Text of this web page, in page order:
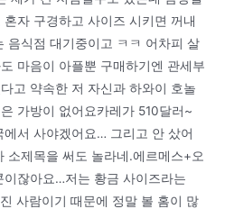
자 구경하고 사이즈 시키면 꺼내
음식점 대기중이고 ㅋㅋ 어차피 살
마음이 아플뿐 구매하기엔 관세부
고 약속한 저 자신과 하와이 호놀
가방이 없어요카레가 510달러~
서 사야겠어요… 그리고 안 샀어
소제목을 써도 놀라네.에르메스+오
잖아요…저는 황금 사이즈라는
사람이기 때문에 정말 볼 홈이 많